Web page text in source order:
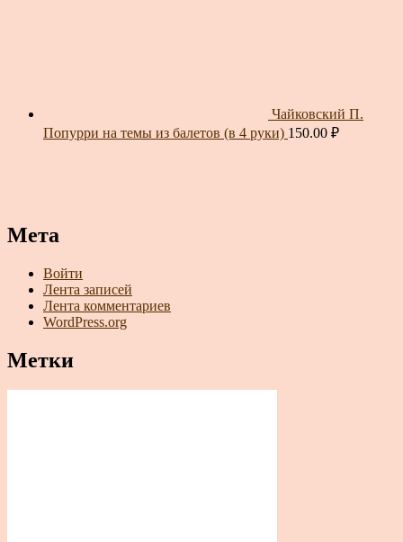
Чайковский П.
Попурри на темы из балетов (в 4 руки) 150.00 ₽
Мета
Войти
Лента записей
Лента комментариев
WordPress.org
Метки